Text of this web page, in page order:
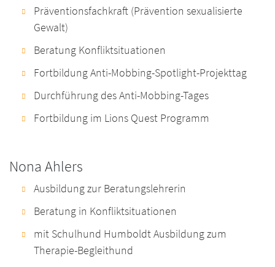
Präventionsfachkraft (Prävention sexualisierte
Gewalt)
Beratung Konfliktsituationen
Fortbildung Anti-Mobbing-Spotlight-Projekttag
Durchführung des Anti-Mobbing-Tages
Fortbildung im Lions Quest Programm
Nona Ahlers
Ausbildung zur Beratungslehrerin
Beratung in Konfliktsituationen
mit Schulhund Humboldt Ausbildung zum
Therapie-Begleithund